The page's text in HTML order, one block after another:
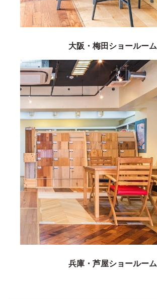
大阪・梅田ショールーム
兵庫・芦屋ショールーム